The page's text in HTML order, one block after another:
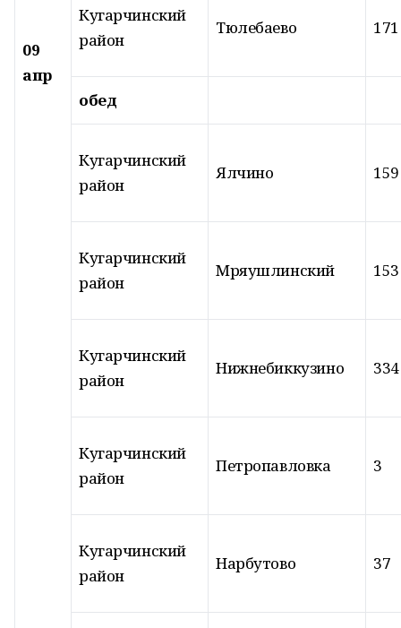
09
апр
Кугарчинский
район
Тюлебаево 171
обед
Кугарчинский
район
Ялчино 159
Кугарчинский
район
Мряушлинский 153
Кугарчинский
район
Нижнебиккузино 334
Кугарчинский
район
Петропавловка 3
Кугарчинский
район
Нарбутово 37